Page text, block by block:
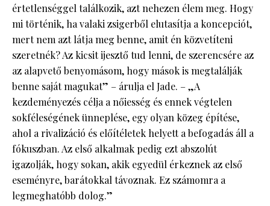
értetlenséggel találkozik, azt nehezen élem meg. Hogy
mi történik, ha valaki zsigerből elutasítja a koncepciót,
mert nem azt látja meg benne, amit én közvetíteni
szeretnék? Az kicsit ijesztő tud lenni, de szerencsére az
az alapvető benyomásom, hogy mások is megtalálják
benne saját magukat” – árulja el Jade. – „A
kezdeményezés célja a nőiesség és ennek végtelen
sokféleségének ünneplése, egy olyan közeg építése,
ahol a rivalizáció és előítéletek helyett a befogadás áll a
fókuszban. Az első alkalmak pedig ezt abszolút
igazolják, hogy sokan, akik egyedül érkeznek az első
eseményre, barátokkal távoznak. Ez számomra a
legmeghatóbb dolog.”